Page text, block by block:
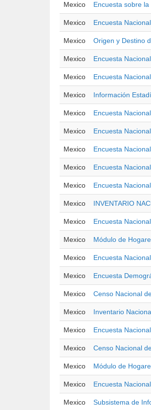
Mexico Encuesta sobre
Mexico Encuesta
Mexico Origen y Destino
Mexico Encuesta
Mexico Encuesta
Mexico Información
Mexico Encuesta
Mexico Encuesta
Mexico Encuesta
Mexico Encuesta
Mexico Encuesta
Mexico INVENTARIO
Mexico Encuesta
Mexico Módulo de
Mexico Encuesta
Mexico Encuesta
Mexico Censo Nacional
Mexico Inventario
Mexico Encuesta
Mexico Censo Nacional
Mexico Módulo de
Mexico Encuesta
Mexico Subsistema de